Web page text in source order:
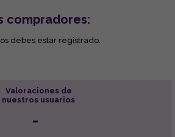
compradores:
debes estar registrado.
Valoraciones de
nuestros usuarios
-